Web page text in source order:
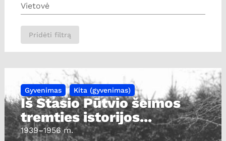
Vietovė
Pridėti filtrą
Gyvenimas Kita (gyvenimas)
Iš Stasio Pūtvio šeimos
tremties istorijos...
1939–1956 m.